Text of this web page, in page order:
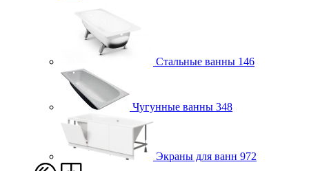
Стальные ванны 146
Чугунные ванны 348
Экраны для ванн 972